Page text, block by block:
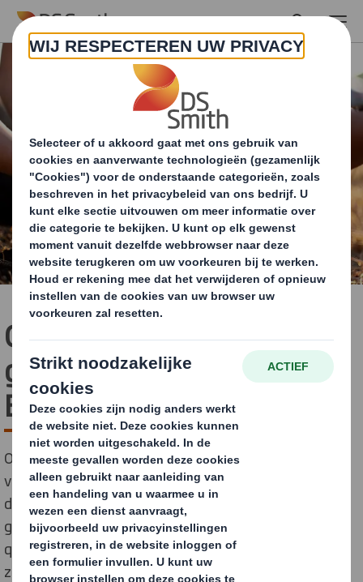
Skip to main content
Ons leiderschap op het
gebied van de Circulaire
Economie
Onze wereld verandert snel, en het tempo van deze
verandering neemt toe. Circulariteitsprincipes en de
deeleconomie, gekatalyseerd door een nieuwe
generatie bewustere consumenten, dagen de status
quo uit. Wij hebben een circulair bedrijf gecreëerd dat
zich richt op duurzame verpakkingen.